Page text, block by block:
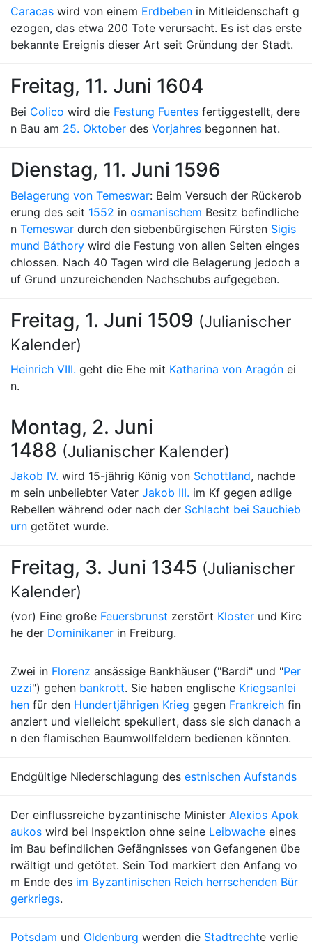
Caracas wird von einem Erdbeben in Mitleidenschaft g
ezogen, das etwa 200 Tote verursacht. Es ist das erste
bekannte Ereignis dieser Art seit Gründung der Stadt.
Freitag, 11. Juni 1604
Bei Colico wird die Festung Fuentes fertiggestellt, dere
n Bau am 25. Oktober des Vorjahres begonnen hat.
Dienstag, 11. Juni 1596
Belagerung von Temeswar: Beim Versuch der Rückerob
erung des seit 1552 in osmanischem Besitz befindliche
n Temeswar durch den siebenbürgischen Fürsten Sigis
mund Báthory wird die Festung von allen Seiten einges
chlossen. Nach 40 Tagen wird die Belagerung jedoch a
uf Grund unzureichenden Nachschubs aufgegeben.
Freitag, 1. Juni 1509 (Julianischer
Kalender)
Heinrich VIII. geht die Ehe mit Katharina von Aragón ei
n.
Montag, 2. Juni
1488 (Julianischer Kalender)
Jakob IV. wird 15-jährig König von Schottland, nachde
m sein unbeliebter Vater Jakob III. im Kf gegen adlige
Rebellen während oder nach der Schlacht bei Sauchieb
urn getötet wurde.
Freitag, 3. Juni 1345 (Julianischer
Kalender)
(vor) Eine große Feuersbrunst zerstört Kloster und Kirc
he der Dominikaner in Freiburg.
Zwei in Florenz ansässige Bankhäuser ("Bardi" und "Per
uzzi") gehen bankrott. Sie haben englische Kriegsanlei
hen für den Hundertjährigen Krieg gegen Frankreich fin
anziert und vielleicht spekuliert, dass sie sich danach a
n den flamischen Baumwollfeldern bedienen könnten.
Endgültige Niederschlagung des estnischen Aufstands
Der einflussreiche byzantinische Minister Alexios Apok
aukos wird bei Inspektion ohne seine Leibwache eines
im Bau befindlichen Gefängnisses von Gefangenen übe
rwältigt und getötet. Sein Tod markiert den Anfang vo
m Ende des im Byzantinischen Reich herrschenden Bür
gerkriegs.
Potsdam und Oldenburg werden die Stadtrechte verlie